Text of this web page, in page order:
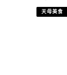
天母美食